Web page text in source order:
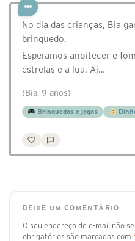
No dia das crianças, Bia
brinquedo.
Esperamos anoitecer e
estrelas e a lua. Aj…
(Bia, 9 anos)
Brinquedos e jogos
DEIXE UM COMENTÁRIO
O seu endereço de e-mail não
obrigatórios são marcados com